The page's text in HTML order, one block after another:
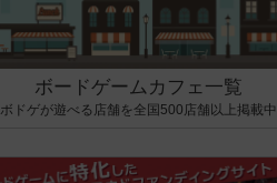
ボードゲームカフェ一覧
ボドゲが遊べる店舗を全国500店舗以上掲載中